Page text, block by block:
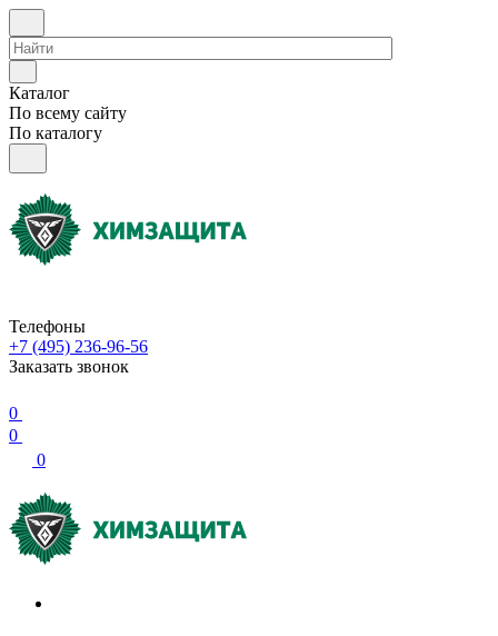
Каталог
По всему сайту
По каталогу
Телефоны
+7 (495) 236-96-56
Заказать звонок
0
0
0